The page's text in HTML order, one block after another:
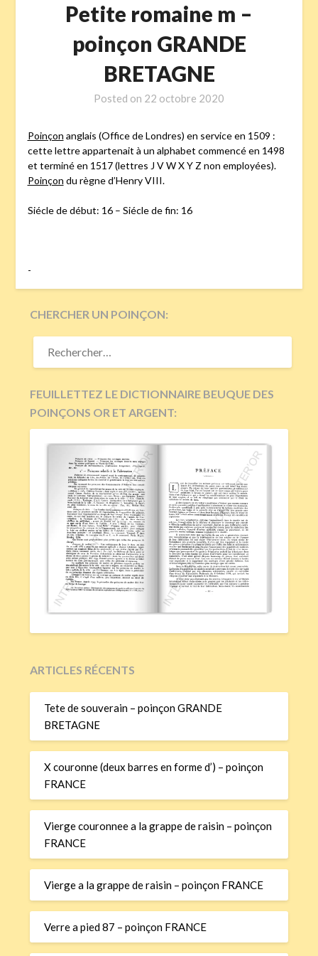
Petite romaine m –
poinçon GRANDE
BRETAGNE
Posted on 22 octobre 2020
Poinçon anglais (Office de Londres) en service en 1509 :
cette lettre appartenait à un alphabet commencé en 1498
et terminé en 1517 (lettres J V W X Y Z non employées).
Poinçon du règne d’Henry VIII.
Siécle de début: 16 – Siécle de fin: 16
-
CHERCHER UN POINÇON:
RECHERCHER :
FEUILLETTEZ LE DICTIONNAIRE BEUQUE DES
POINÇONS OR ET ARGENT:
ARTICLES RÉCENTS
Tete de souverain – poinçon GRANDE
BRETAGNE
X couronne (deux barres en forme d’) – poinçon
FRANCE
Vierge couronnee a la grappe de raisin – poinçon
FRANCE
Vierge a la grappe de raisin – poinçon FRANCE
Verre a pied 87 – poinçon FRANCE